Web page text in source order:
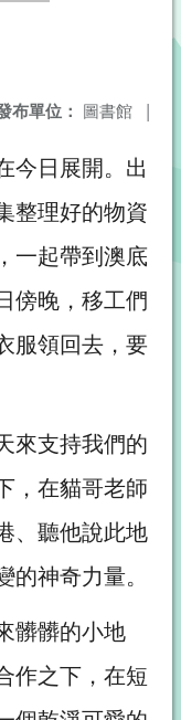
布單位： 圖書館 |
今日展開。出
整理好的物資
一起帶到澳底
傍晚，移工們
服領回去，要
來支持我們的
，在貓哥老師
、聽他說此地
神奇力量。
髒髒的小地
作之下，在短